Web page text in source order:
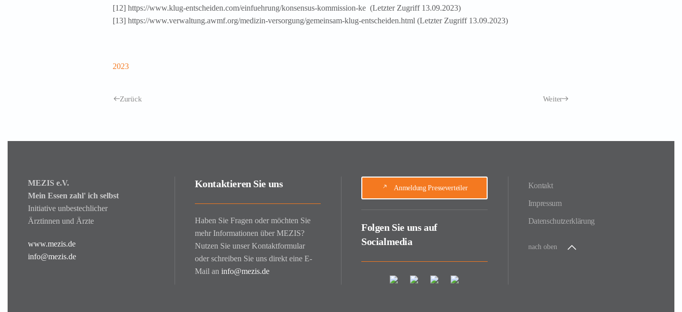
[12] https://www.klug-entscheiden.com/einfuehrung/konsensus-kommission-ke (Letzter Zugriff 13.09.2023)
[13] https://www.verwaltung.awmf.org/medizin-versorgung/gemeinsam-klug-entscheiden.html (Letzter Zugriff 13.09.2023)
2023
Zurück Weiter
MEZIS e.V.
Mein Essen zahl' ich selbst
Initiative unbestechlicher
Ärztinnen und Ärzte
www.mezis.de
info@mezis.de
Kontaktieren Sie uns
Haben Sie Fragen oder möchten Sie
mehr Informationen über MEZIS?
Nutzen Sie unser Kontaktformular
oder schreiben Sie uns direkt eine E-
Mail an info@mezis.de
Anmeldung Presseverteiler
Folgen Sie uns auf
Socialmedia
Kontakt
Impressum
Datenschutzerklärung
nach oben